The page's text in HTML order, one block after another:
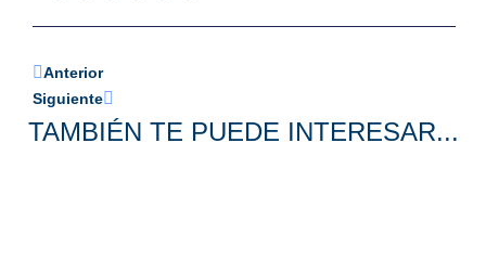
Anterior
Siguiente
TAMBIÉN TE PUEDE INTERESAR...